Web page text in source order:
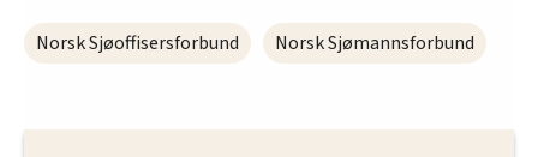
Norsk Sjøoffisersforbund Norsk Sjømannsforbund